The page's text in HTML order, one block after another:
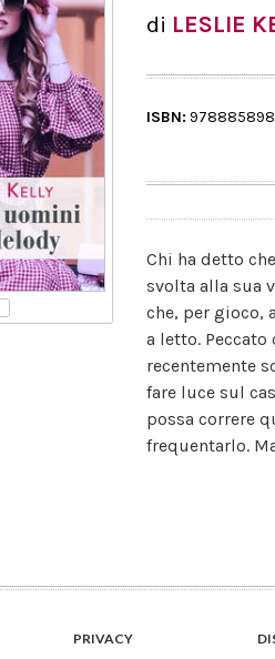
di LESLIE
ISBN:
Chi ha detto
svolta alla sua
che, per gioco,
a letto.
recentemente
fare luce sul
possa correre
frequentarlo.
PRIVACY